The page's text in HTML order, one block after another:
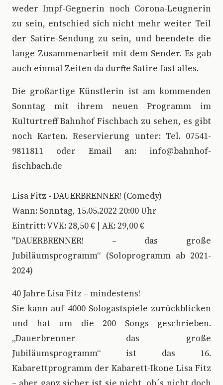
weder Impf-Gegnerin noch Corona-Leugnerin
zu sein, entschied sich nicht mehr weiter Teil
der Satire-Sendung zu sein, und beendete die
lange Zusammenarbeit mit dem Sender. Es gab
auch einmal Zeiten da durfte Satire fast alles.
Die großartige Künstlerin ist am kommenden
Sonntag mit ihrem neuen Programm im
Kulturtreff Bahnhof Fischbach zu sehen, es gibt
noch Karten. Reservierung unter: Tel. 07541-
9811811 oder Email an: info@bahnhof-
fischbach.de
Lisa Fitz - DAUERBRENNER! (Comedy)
Wann: Sonntag, 15.05.2022 20:00 Uhr
Eintritt: VVK: 28,50 € | AK: 29,00 €
"DAUERBRENNER! – das große
Jubiläumsprogramm“ (Soloprogramm ab 2021-
2024)
40 Jahre Lisa Fitz – mindestens!
Sie kann auf 4000 Sologastspiele zurückblicken
und hat um die 200 Songs geschrieben.
„Dauerbrenner- das große
Jubiläumsprogramm“ ist das 16.
Kabarettprogramm der Kabarett-Ikone Lisa Fitz